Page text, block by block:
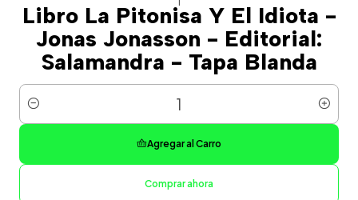
Libro La Pitonisa Y El Idiota -
Jonas Jonasson - Editorial:
Salamandra - Tapa Blanda
Cantidad
Agregar al Carro
Comprar ahora